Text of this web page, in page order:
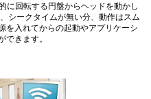
に回転する円盤からヘッドを動かし
シークタイムが無い分、動作はスム
を入れてからの起動やアプリケーシ
できます。